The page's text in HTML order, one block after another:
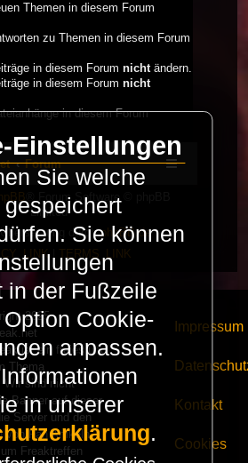
Themen in diesem Forum
zu Themen in diesem Forum
in diesem Forum nichtändern.
in diesem Forum nicht
in diesem Forum
Forum
® Forum Software © phpBB
Limited
durchphpBB.de
| TERMS_LINK
2025 -
ist ein freies und
Thema
Wir sind nicht
Banner auf dieser
Server und den
von Fan Artikeln
Freaktreffen
Impressum
Kontakt
Cookies
Einstellungen
Sie welche
Sie können
in der Fußzeile
Cookie-
anpassen.
in unserer
.